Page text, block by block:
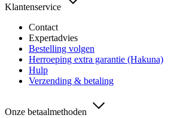
Klantenservice
Contact
Expertadvies
Bestelling volgen
Herroeping extra garantie (Hakuna)
Hulp
Verzending & betaling
Onze betaalmethoden